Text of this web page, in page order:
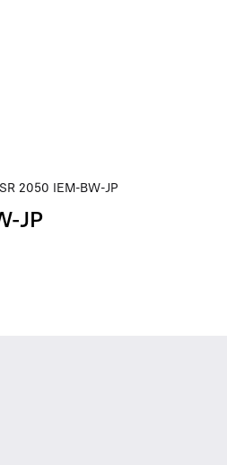
SR 2050 IEM-BW-JP
JP